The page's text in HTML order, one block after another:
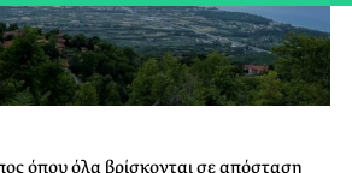
όπου όλα βρίσκονται σε απόσταση